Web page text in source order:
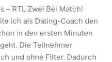
– RTL Zwei Bei Match!
ich als Dating-Coach den
in den ersten Minuten
Die Teilnehmer
und ohne Filter. Dadurch